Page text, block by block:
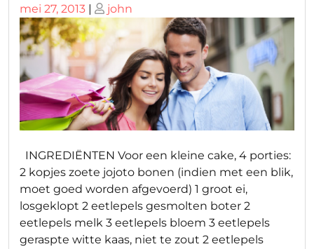
Geplaatst
op
mei 27, 2013 | Geplaatst
op
john
INGREDIËNTEN Voor een kleine cake, 4 porties:
2 kopjes zoete jojoto bonen (indien met een blik,
moet goed worden afgevoerd) 1 groot ei,
losgeklopt 2 eetlepels gesmolten boter 2
eetlepels melk 3 eetlepels bloem 3 eetlepels
geraspte witte kaas, niet te zout 2 eetlepels